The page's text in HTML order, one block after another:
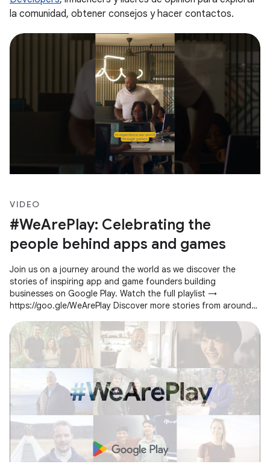
la comunidad, obtener consejos y hacer contactos.
VIDEO
#WeArePlay: Celebrating the
people behind apps and games
Join us on a journey around the world as we discover the
stories of inspiring app and game founders building
businesses on Google Play. Watch the full playlist →
https://goo.gle/WeArePlay Discover more stories from around